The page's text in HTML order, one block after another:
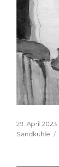
Veröffentlicht
am
29. April 2023
Sandkuhle